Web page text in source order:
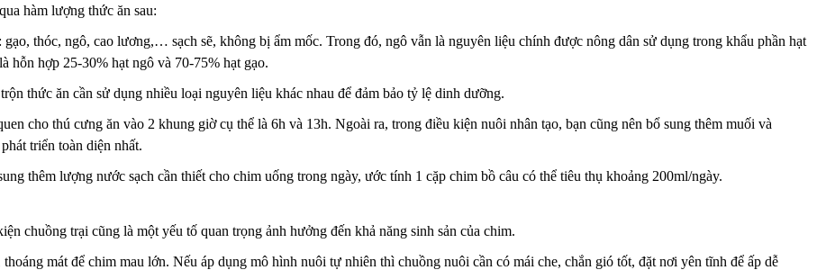
hàm lượng thức ăn sau:
gạo, thóc, ngô, cao lương,… sạch sẽ, không bị ẩm mốc. Trong đó, ngô vẫn là nguyên liệu chính được nông dân sử dụng trong khẩu phần hạt
hỗn hợp 25-30% hạt ngô và 70-75% hạt gạo.
thức ăn cần sử dụng nhiều loại nguyên liệu khác nhau để đảm bảo tỷ lệ dinh dưỡng.
cho thú cưng ăn vào 2 khung giờ cụ thể là 6h và 13h. Ngoài ra, trong điều kiện nuôi nhân tạo, bạn cũng nên bổ sung thêm muối và
triển toàn diện nhất.
thêm lượng nước sạch cần thiết cho chim uống trong ngày, ước tính 1 cặp chim bồ câu có thể tiêu thụ khoảng 200ml/ngày.
chuồng trại cũng là một yếu tố quan trọng ảnh hưởng đến khả năng sinh sản của chim.
mát để chim mau lớn. Nếu áp dụng mô hình nuôi tự nhiên thì chuồng nuôi cần có mái che, chắn gió tốt, đặt nơi yên tĩnh để ấp dễ